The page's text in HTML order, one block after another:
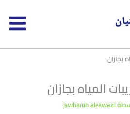
المياه بجازان
jawharuh aleawazil